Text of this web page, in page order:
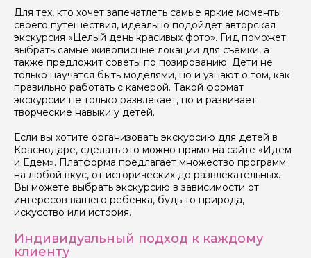
Для тех, кто хочет запечатлеть самые яркие моменты
своего путешествия, идеально подойдет авторская
экскурсия «Целый день красивых фото». Гид поможет
выбрать самые живописные локации для съемки, а
также предложит советы по позированию. Дети не
только научатся быть моделями, но и узнают о том, как
правильно работать с камерой. Такой формат
экскурсии не только развлекает, но и развивает
творческие навыки у детей.
Если вы хотите организовать экскурсию для детей в
Краснодаре, сделать это можно прямо на сайте «Идем
и Едем». Платформа предлагает множество программ
на любой вкус, от исторических до развлекательных.
Вы можете выбрать экскурсию в зависимости от
интересов вашего ребенка, будь то природа,
искусство или история.
Индивидуальный подход к каждому
клиенту
Отправить